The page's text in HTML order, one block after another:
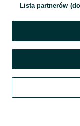
Home Favorite
Home Favorite
Home Favorite
Szukaj
Lista partnerów